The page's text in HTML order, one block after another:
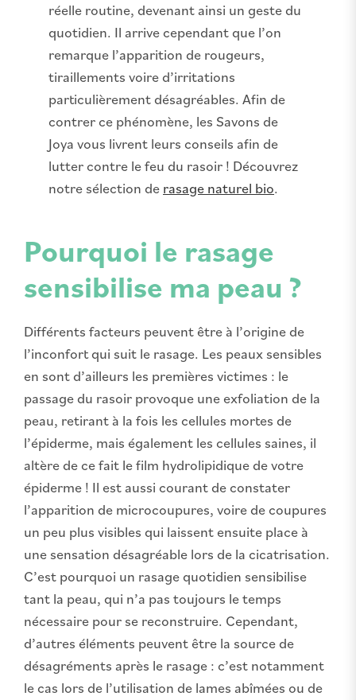
réelle routine, devenant ainsi un geste du
quotidien. Il arrive cependant que l’on
remarque l’apparition de rougeurs,
tiraillements voire d’irritations
particulièrement désagréables. Afin de
contrer ce phénomène, les Savons de
Joya vous livrent leurs conseils afin de
lutter contre le feu du rasoir ! Découvrez
notre sélection de rasage naturel bio.
Pourquoi le rasage
sensibilise ma peau ?
Différents facteurs peuvent être à l’origine de
l’inconfort qui suit le rasage. Les peaux sensibles
en sont d’ailleurs les premières victimes : le
passage du rasoir provoque une exfoliation de la
peau, retirant à la fois les cellules mortes de
l’épiderme, mais également les cellules saines, il
altère de ce fait le film hydrolipidique de votre
épiderme ! Il est aussi courant de constater
l’apparition de microcoupures, voire de coupures
un peu plus visibles qui laissent ensuite place à
une sensation désagréable lors de la cicatrisation.
C’est pourquoi un rasage quotidien sensibilise
tant la peau, qui n’a pas toujours le temps
nécessaire pour se reconstruire. Cependant,
d’autres éléments peuvent être la source de
désagréments après le rasage : c’est notamment
le cas lors de l’utilisation de lames abîmées ou de